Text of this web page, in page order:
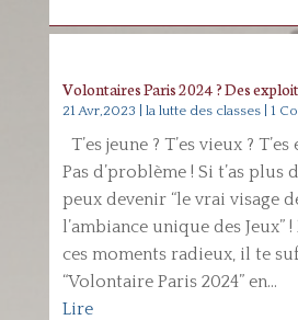
Volontaires Paris 2024 ? Des
21 Avr,2023 la lutte des classes| 1
T’es jeune ? T’es vieux ?
Pas d’problème ! Si t’as plus
peux devenir “le vrai visage
l’ambiance unique des Jeux”
ces moments radieux, il te
“Volontaire Paris 2024” en...
Lire